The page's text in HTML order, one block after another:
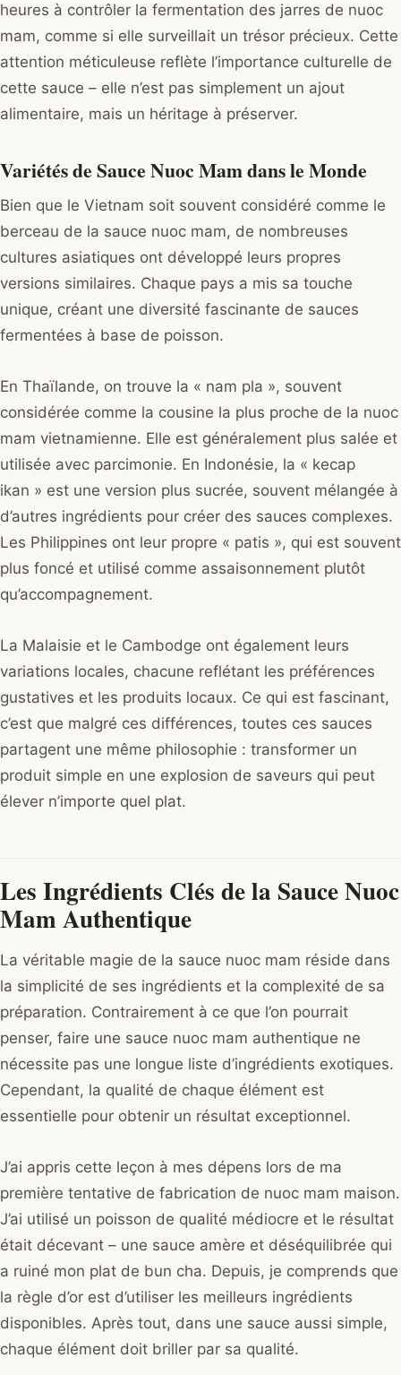
heures à contrôler la fermentation des jarres de nuoc
mam, comme si elle surveillait un trésor précieux. Cette
attention méticuleuse reflète l’importance culturelle de
cette sauce – elle n’est pas simplement un ajout
alimentaire, mais un héritage à préserver.
Variétés de Sauce Nuoc Mam dans le Monde
Bien que le Vietnam soit souvent considéré comme le
berceau de la sauce nuoc mam, de nombreuses
cultures asiatiques ont développé leurs propres
versions similaires. Chaque pays a mis sa touche
unique, créant une diversité fascinante de sauces
fermentées à base de poisson.
En Thaïlande, on trouve la « nam pla », souvent
considérée comme la cousine la plus proche de la nuoc
mam vietnamienne. Elle est généralement plus salée et
utilisée avec parcimonie. En Indonésie, la « kecap
ikan » est une version plus sucrée, souvent mélangée à
d’autres ingrédients pour créer des sauces complexes.
Les Philippines ont leur propre « patis », qui est souvent
plus foncé et utilisé comme assaisonnement plutôt
qu’accompagnement.
La Malaisie et le Cambodge ont également leurs
variations locales, chacune reflétant les préférences
gustatives et les produits locaux. Ce qui est fascinant,
c’est que malgré ces différences, toutes ces sauces
partagent une même philosophie : transformer un
produit simple en une explosion de saveurs qui peut
élever n’importe quel plat.
Les Ingrédients Clés de la Sauce Nuoc
Mam Authentique
La véritable magie de la sauce nuoc mam réside dans
la simplicité de ses ingrédients et la complexité de sa
préparation. Contrairement à ce que l’on pourrait
penser, faire une sauce nuoc mam authentique ne
nécessite pas une longue liste d’ingrédients exotiques.
Cependant, la qualité de chaque élément est
essentielle pour obtenir un résultat exceptionnel.
J’ai appris cette leçon à mes dépens lors de ma
première tentative de fabrication de nuoc mam maison.
J’ai utilisé un poisson de qualité médiocre et le résultat
était décevant – une sauce amère et déséquilibrée qui
a ruiné mon plat de bun cha. Depuis, je comprends que
la règle d’or est d’utiliser les meilleurs ingrédients
disponibles. Après tout, dans une sauce aussi simple,
chaque élément doit briller par sa qualité.